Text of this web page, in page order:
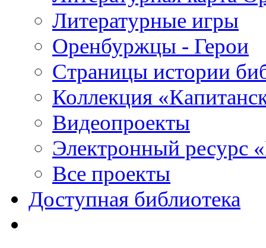
Литературные игры
Оренбуржцы - Герои
Страницы истории
Коллекция
Видеопроекты
Электронный ресурс
Все проекты
Доступная библиотека